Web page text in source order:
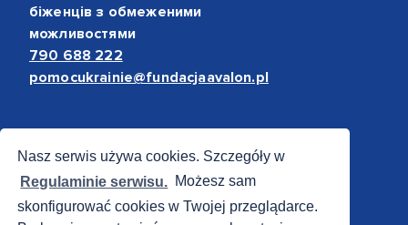
Nasz serwis używa cookies. Szczegóły w
Regulaminie serwisu. Możesz sam
skonfigurować cookies w Twojej przeglądarce.
біженців з обмеженими
можливостями
790 688 222
pomocukrainie@fundacjaavalon.pl
Bezpieczne płatności